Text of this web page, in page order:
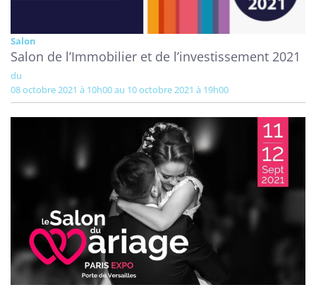
Salon
Salon de l’Immobilier et de l’investissement 2021
du
08 octobre 2021 à 10h00 au 10 octobre 2021 à 19h00